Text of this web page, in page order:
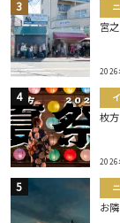
宮
2026
枚
2026
お